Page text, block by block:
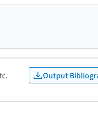
Output